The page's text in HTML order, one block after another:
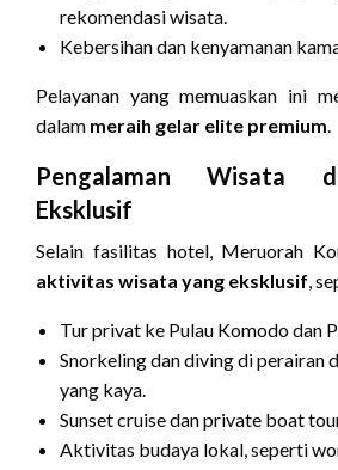
rekomendasi wisata.
Kebersihan dan kenyamanan
Pelayanan yang memuaskan ini
dalam meraih gelar elite premium.
Pengalaman Wisata
Eksklusif
Selain fasilitas hotel, Meruorah
aktivitas wisata yang eksklusif,
Tur privat ke Pulau Komodo dan
Snorkeling dan diving di perairan
yang kaya.
Sunset cruise dan private boat
Aktivitas budaya lokal, seperti